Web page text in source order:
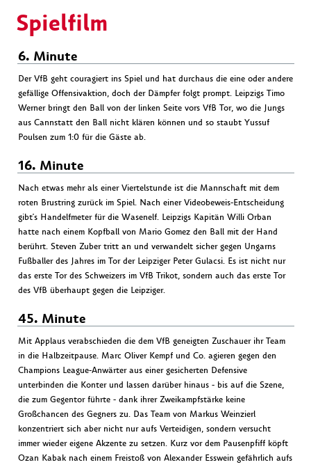
Spielfilm
6. Minute
Der VfB geht couragiert ins Spiel und hat durchaus die eine oder andere
gefällige Offensivaktion, doch der Dämpfer folgt prompt. Leipzigs Timo
Werner bringt den Ball von der linken Seite vors VfB Tor, wo die Jungs
aus Cannstatt den Ball nicht klären können und so staubt Yussuf
Poulsen zum 1:0 für die Gäste ab.
16. Minute
Nach etwas mehr als einer Viertelstunde ist die Mannschaft mit dem
roten Brustring zurück im Spiel. Nach einer Videobeweis-Entscheidung
gibt's Handelfmeter für die Wasenelf. Leipzigs Kapitän Willi Orban
hatte nach einem Kopfball von Mario Gomez den Ball mit der Hand
berührt. Steven Zuber tritt an und verwandelt sicher gegen Ungarns
Fußballer des Jahres im Tor der Leipziger Peter Gulacsi. Es ist nicht nur
das erste Tor des Schweizers im VfB Trikot, sondern auch das erste Tor
des VfB überhaupt gegen die Leipziger.
45. Minute
Mit Applaus verabschieden die dem VfB geneigten Zuschauer ihr Team
in die Halbzeitpause. Marc Oliver Kempf und Co. agieren gegen den
Champions League-Anwärter aus einer gesicherten Defensive
unterbinden die Konter und lassen darüber hinaus - bis auf die Szene,
die zum Gegentor führte - dank ihrer Zweikampfstärke keine
Großchancen des Gegners zu. Das Team von Markus Weinzierl
konzentriert sich aber nicht nur aufs Verteidigen, sondern versucht
immer wieder eigene Akzente zu setzen. Kurz vor dem Pausenpfiff köpft
Ozan Kabak nach einem Freistoß von Alexander Esswein gefährlich aufs